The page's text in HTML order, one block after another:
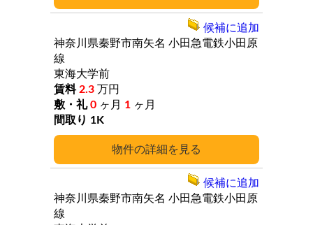
詳細
神奈川県秦野市南矢名 小田急電鉄小田原
線
東海大学前
2.3 万円
0 ヶ月 1 ヶ月
1K
候補に追加
神奈川県秦野市南矢名 小田急電鉄小田原
線
候補に追加